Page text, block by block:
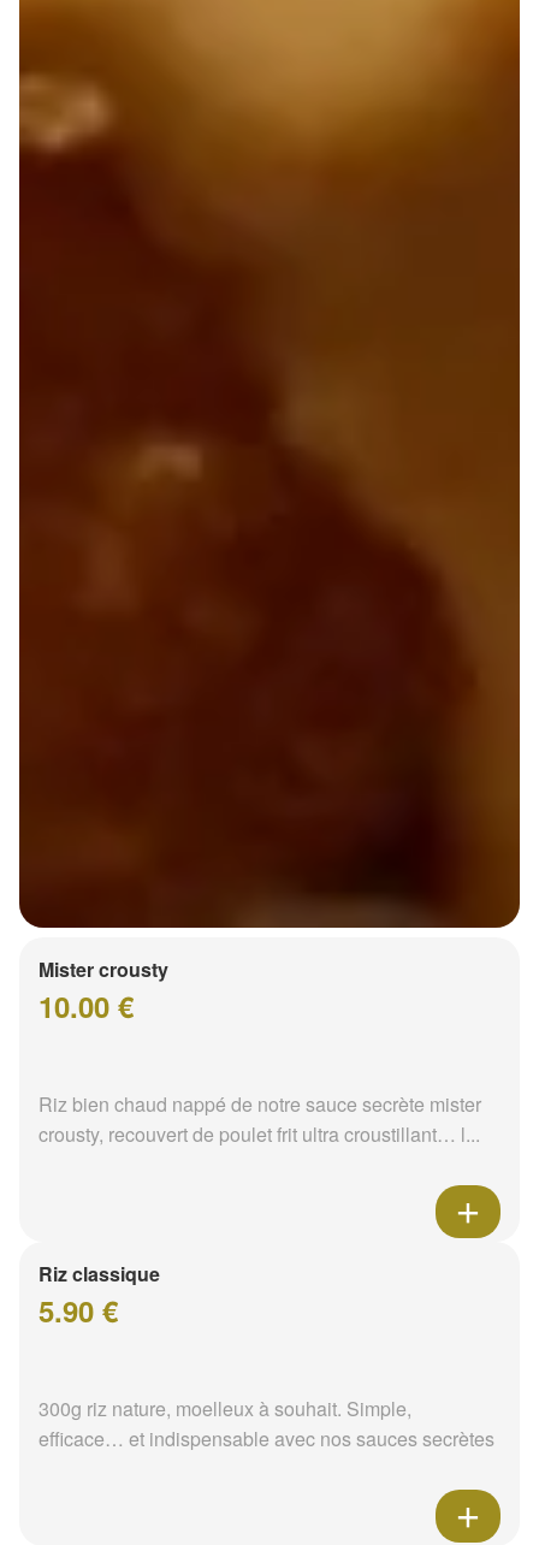
Mister crousty
10.00 €
Riz bien chaud nappé de notre sauce secrète mister
crousty, recouvert de poulet frit ultra croustillant… l...
Riz classique
5.90 €
300g riz nature, moelleux à souhait. Simple,
efficace… et indispensable avec nos sauces secrètes